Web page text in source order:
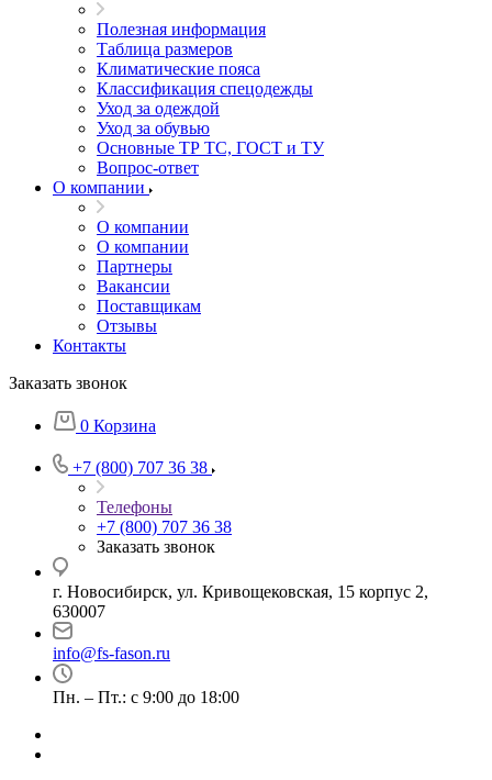
Полезная информация
Таблица размеров
Климатические пояса
Классификация спецодежды
Уход за одеждой
Уход за обувью
Основные ТР ТС, ГОСТ и ТУ
Вопрос-ответ
О компании
О компании
О компании
Партнеры
Вакансии
Поставщикам
Отзывы
Контакты
Заказать звонок
0 Корзина
+7 (800) 707 36 38
Телефоны
+7 (800) 707 36 38
Заказать звонок
г. Новосибирск, ул. Кривощековская, 15 корпус 2,
630007
info@fs-fason.ru
Пн. – Пт.: с 9:00 до 18:00